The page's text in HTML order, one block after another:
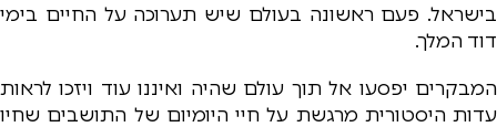
בישראל. פעם ראשונה בעולם שיש תערוכה על החיים בימי
דוד המלך.
המבקרים יפסעו אל תוך עולם שהיה ואיננו עוד ויזכו לראות
עדות היסטורית מרגשת על חיי היומיום של התושבים שחיו